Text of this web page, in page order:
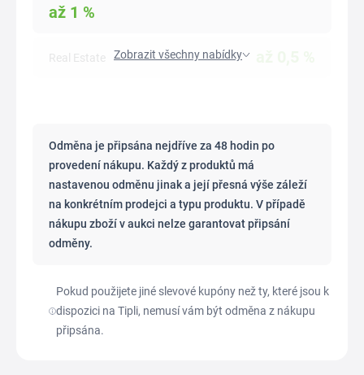
až 1 %
Real Estate Zobrazit všechny nabídky
Odměna je připsána nejdříve za 48 hodin po
provedení nákupu. Každý z produktů má
nastavenou odměnu jinak a její přesná výše záleží
na konkrétním prodejci a typu produktu. V případě
nákupu zboží v aukci nelze garantovat připsání
odměny.
Pokud použijete jiné slevové kupóny než ty, které jsou k
dispozici na Tipli, nemusí vám být odměna z nákupu
připsána.